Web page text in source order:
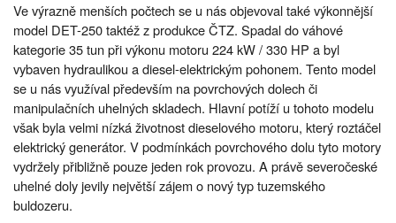
Ve výrazně menších počtech se u nás objevoval také výkonnější
model DET-250 taktéž z produkce ČTZ. Spadal do váhové
kategorie 35 tun při výkonu motoru 224 kW / 330 HP a byl
vybaven hydraulikou a diesel-elektrickým pohonem. Tento model
se u nás využíval především na povrchových dolech či
manipulačních uhelných skladech. Hlavní potíží u tohoto modelu
však byla velmi nízká životnost dieselového motoru, který roztáčel
elektrický generátor. V podmínkách povrchového dolu tyto motory
vydržely přibližně pouze jeden rok provozu. A právě severočeské
uhelné doly jevily největší zájem o nový typ tuzemského
buldozeru.